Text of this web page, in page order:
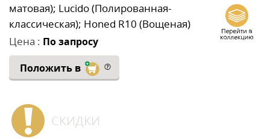
матовая); Lucido (Полированная-
классическая); Honed R10 (Вощеная)
Цена : По запросу
Положить в
СКИДКИ